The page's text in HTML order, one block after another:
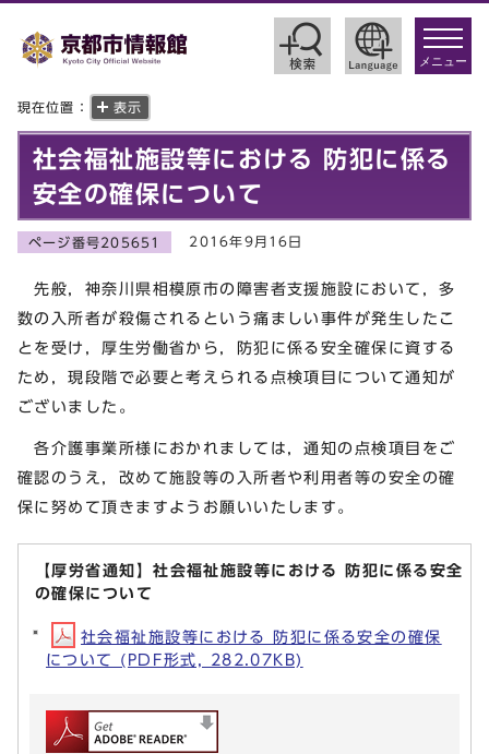
toggle
メニュー
現在位置： 表示
社会福祉施設等における 防犯に係る
安全の確保について
ページ番号205651 2016年9月16日
先般，神奈川県相模原市の障害者支援施設において，多
数の入所者が殺傷されるという痛ましい事件が発生したこ
とを受け，厚生労働省から，防犯に係る安全確保に資する
ため，現段階で必要と考えられる点検項目について通知が
ございました。
各介護事業所様におかれましては，通知の点検項目をご
確認のうえ，改めて施設等の入所者や利用者等の安全の確
保に努めて頂きますようお願いいたします。
【厚労省通知】社会福祉施設等における 防犯に係る安全
の確保について
社会福祉施設等における 防犯に係る安全の確保
について (PDF形式, 282.07KB)